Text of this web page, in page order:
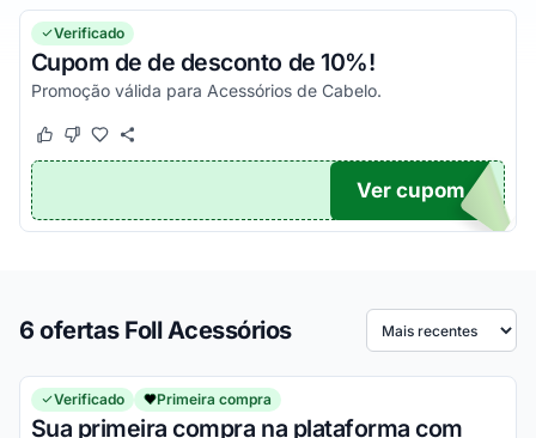
Verificado
Cupom de de desconto de 10%!
Promoção válida para Acessórios de Cabelo.
Este cupom funcionou
Este cupom não funcionou
OLL
Ver cupom
6 ofertas Foll Acessórios Ordenar por
Verificado Primeira compra
Sua primeira compra na plataforma com